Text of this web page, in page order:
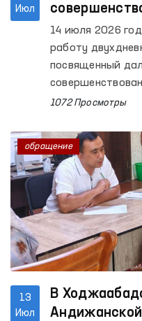
Июл
института
Глобального
(GANHRI)
14 июля 2026
работу
посвященный
международных
организовано в
Верховного
(OHCHR).
1072 Просмотры
13
Июл
В
обращение